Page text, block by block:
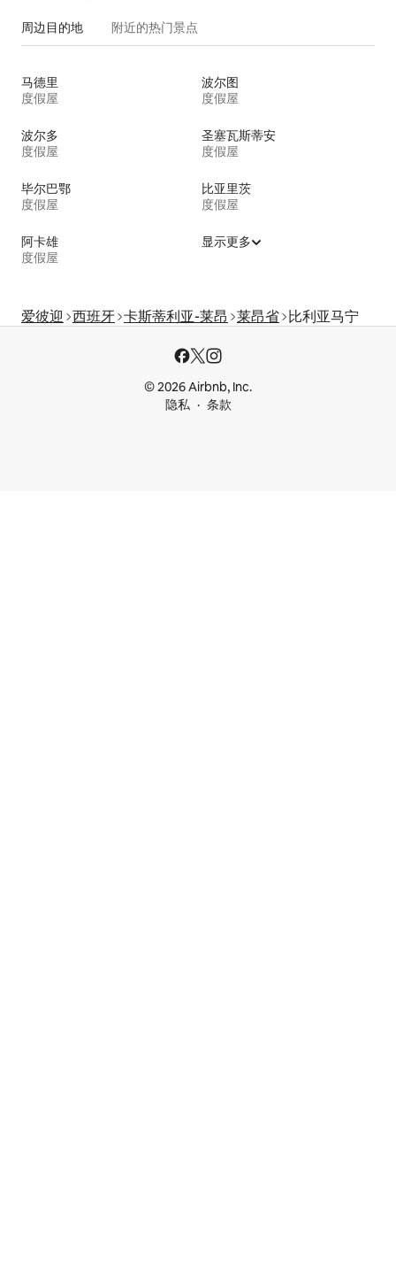
周边目的地 附近的热门景点
马德里
度假屋
波尔图
度假屋
波尔多
度假屋
圣塞瓦斯蒂安
度假屋
毕尔巴鄂
度假屋
比亚里茨
度假屋
阿卡雄
度假屋
显示更多
爱彼迎 西班牙 卡斯蒂利亚-莱昂 莱昂省 比利亚马宁
© 2026 Airbnb, Inc.
隐私
条款